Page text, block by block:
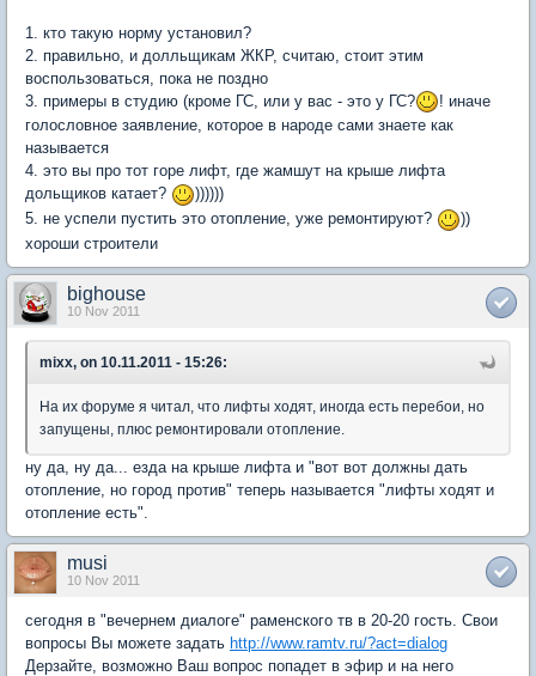
1. кто такую норму установил?
2. правильно, и долльщикам ЖКР, считаю, стоит этим
воспользоваться, пока не поздно
3. примеры в студию (кроме ГС, или у вас - это у ГС?
! иначе
голословное заявление, которое в народе сами знаете как
называется
4. это вы про тот горе лифт, где жамшут на крыше лифта
дольщиков катает?
))))))
5. не успели пустить это отопление, уже ремонтируют?
))
хороши строители
bighouse
10 Nov 2011
mixx, on 10.11.2011 - 15:26:
На их форуме я читал, что лифты ходят, иногда есть перебои, но
запущены, плюс ремонтировали отопление.
ну да, ну да... езда на крыше лифта и "вот вот должны дать
отопление, но город против" теперь называется "лифты ходят и
отопление есть".
musi
10 Nov 2011
сегодня в "вечернем диалоге" раменского тв в 20-20 гость. Свои
вопросы Вы можете задать http://www.ramtv.ru/?act=dialog
Дерзайте, возможно Ваш вопрос попадет в эфир и на него